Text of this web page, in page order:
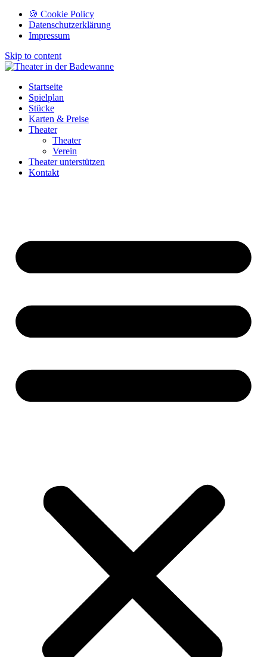
🍪 Cookie Policy
Datenschutzerklärung
Impressum
Skip to content
Startseite
Spielplan
Stücke
Karten & Preise
Theater
Theater
Verein
Theater unterstützen
Kontakt